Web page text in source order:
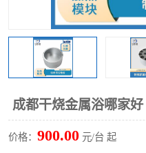
成都干烧金属浴哪家
价格： 900.00 元/台 起